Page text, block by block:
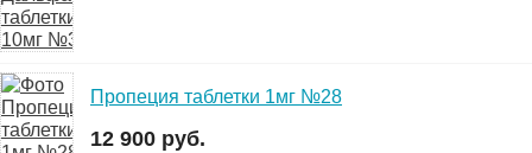
Пропеция таблетки 1мг №28
12 900 руб.